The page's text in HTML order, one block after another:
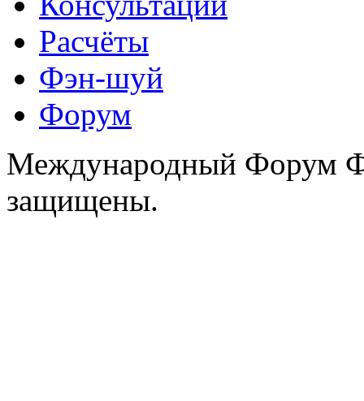
Расчёты
Фэн-шуй
Форум
Международный Форум
защищены.